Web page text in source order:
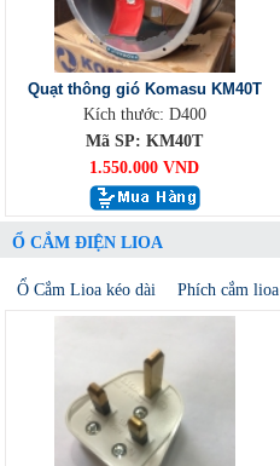
Quạt thông gió Komasu KM40T
Kích thước: D400
Mã SP: KM40T
1.550.000 VND
Ổ CẮM ĐIỆN LIOA
Ổ Cắm Lioa kéo dài Phích cắm lioa